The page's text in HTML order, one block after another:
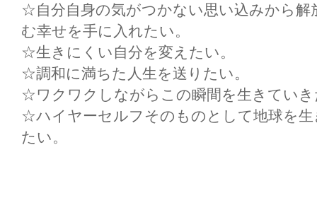
☆自分自身の気がつかない思い込みから解
む幸せを手に入れたい。
☆生きにくい自分を変えたい。
☆調和に満ちた人生を送りたい。
☆ワクワクしながらこの瞬間を生きていき
☆ハイヤーセルフそのものとして地球を
たい。